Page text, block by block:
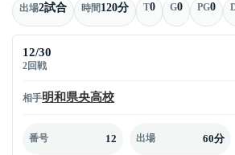
出場2試合 時間120分 T0 G0 PG0
12/30
2回戦
相手明和県央高校
番号 12 出場 60分